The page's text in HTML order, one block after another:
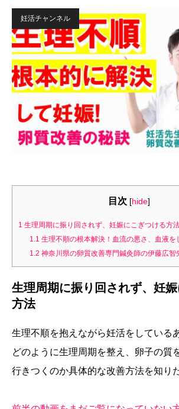
妊活チャンネル
目次 [hide]
1 生理周期に振り回されず、妊娠にこぎつける方
1.1 生理不順の根本解決！血流の悪さ、血液を
1.2 神奈川県の卵質改善専門鍼灸師の伊藤広智
生理周期に振り回されず、妊
方法
生理不順を抱えながら妊活をしている
どのように生理周期を整え、卵子の質
行きつくのか具体的な改善方法を知り